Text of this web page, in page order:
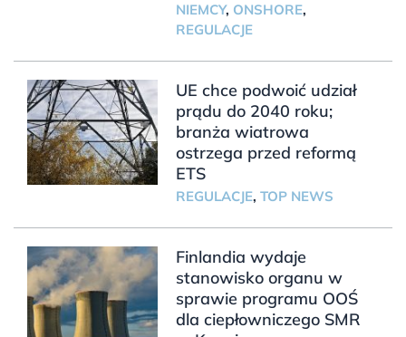
NIEMCY, ONSHORE,
REGULACJE
UE chce podwoić udział
prądu do 2040 roku;
branża wiatrowa
ostrzega przed reformą
ETS
REGULACJE, TOP NEWS
Finlandia wydaje
stanowisko organu w
sprawie programu OOŚ
dla ciepłowniczego SMR